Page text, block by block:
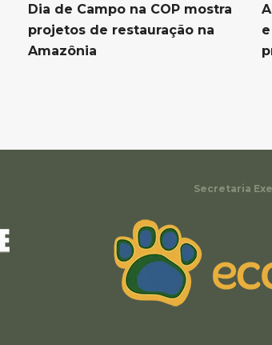
Dia de Campo na COP mostra
projetos de restauração na
Amazônia
Secretaria